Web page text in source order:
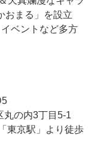
おまる」を設立
ベントなど多方
の内3丁目5-1
東京駅」より徒歩